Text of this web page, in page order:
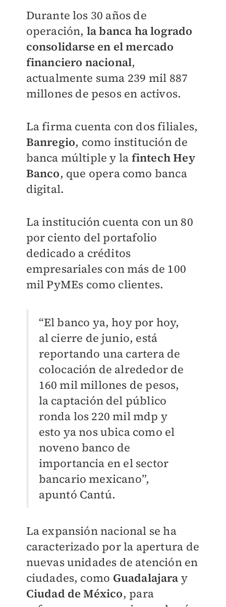
Durante los 30 años de
operación, la banca ha logrado
consolidarse en el mercado
financiero nacional,
actualmente suma 239 mil 887
millones de pesos en activos.
La firma cuenta con dos filiales,
Banregio, como institución de
banca múltiple y la fintech Hey
Banco, que opera como banca
digital.
La institución cuenta con un 80
por ciento del portafolio
dedicado a créditos
empresariales con más de 100
mil PyMEs como clientes.
“El banco ya, hoy por hoy,
al cierre de junio, está
reportando una cartera de
colocación de alrededor de
160 mil millones de pesos,
la captación del público
ronda los 220 mil mdp y
esto ya nos ubica como el
noveno banco de
importancia en el sector
bancario mexicano”,
apuntó Cantú.
La expansión nacional se ha
caracterizado por la apertura de
nuevas unidades de atención en
ciudades, como Guadalajara y
Ciudad de México, para